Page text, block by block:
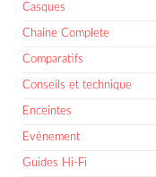
Casques
Chaine Complete
Comparatifs
Conseils et technique
Enceintes
Evènement
Guides Hi-Fi